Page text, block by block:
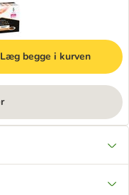
Læg begge i kurven